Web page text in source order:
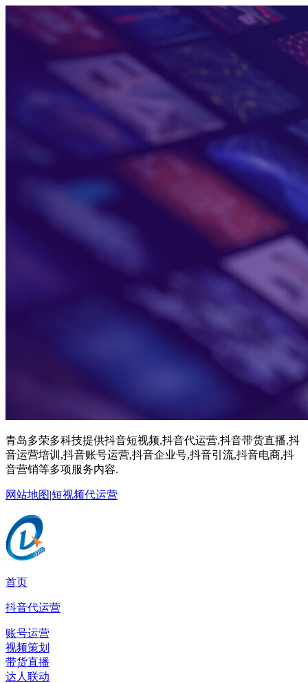
青岛多荣多科技提供抖音短视频,抖音代运营,抖音带货直播,抖
音运营培训,抖音账号运营,抖音企业号,抖音引流,抖音电商,抖
音营销等多项服务内容.
网站地图|短视频代运营
首页
抖音代运营
账号运营
视频策划
带货直播
达人联动